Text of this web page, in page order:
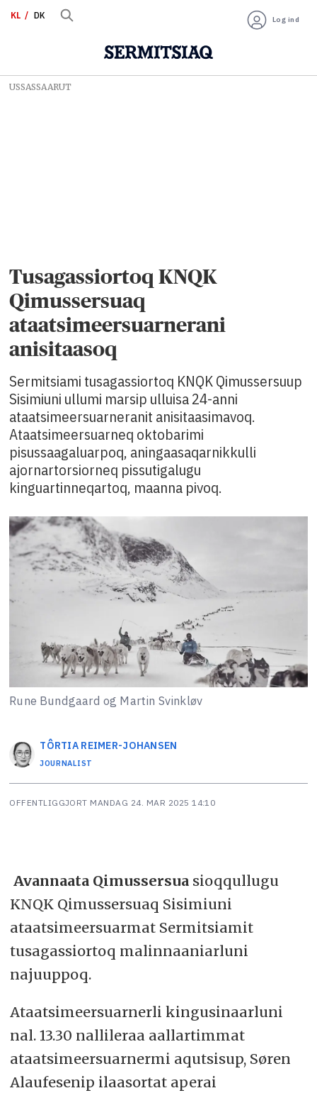
KL DK Log ind
USSASSAARUT
Tusagassiortoq KNQK
Qimussersuaq
ataatsimeersuarnerani
anisitaasoq
Sermitsiami tusagassiortoq KNQK Qimussersuup
Sisimiuni ullumi marsip ulluisa 24-anni
ataatsimeersuarneranit anisitaasimavoq.
Ataatsimeersuarneq oktobarimi
pisussaagaluarpoq, aningaasaqarnikkulli
ajornartorsiorneq pissutigalugu
kinguartinneqartoq, maanna pivoq.
Rune Bundgaard og Martin Svinkløv
TÔRTIA REIMER-JOHANSEN
JOURNALIST
OFFENTLIGGJORT MANDAG 24. MAR 2025 14:10
Avannaata Qimussersuasioqqullugu
KNQK Qimussersuaq Sisimiuni
ataatsimeersuarmat Sermitsiamit
tusagassiortoq malinnaaniarluni
najuuppoq.
Ataatsimeersuarnerli kingusinaarluni
nal. 13.30 nallileraa aallartimmat
ataatsimeersuarnermi aqutsisup, Søren
Alaufesenip ilaasortat aperai